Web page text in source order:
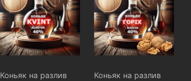
Коньяк на разлив
Коньяк на разлив